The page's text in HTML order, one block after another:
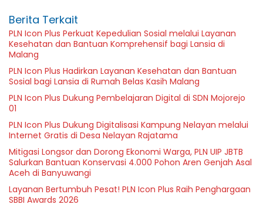
Berita Terkait
PLN Icon Plus Perkuat Kepedulian Sosial melalui Layanan
Kesehatan dan Bantuan Komprehensif bagi Lansia di
Malang
PLN Icon Plus Hadirkan Layanan Kesehatan dan Bantuan
Sosial bagi Lansia di Rumah Belas Kasih Malang
PLN Icon Plus Dukung Pembelajaran Digital di SDN Mojorejo
01
PLN Icon Plus Dukung Digitalisasi Kampung Nelayan melalui
Internet Gratis di Desa Nelayan Rajatama
Mitigasi Longsor dan Dorong Ekonomi Warga, PLN UIP JBTB
Salurkan Bantuan Konservasi 4.000 Pohon Aren Genjah Asal
Aceh di Banyuwangi
Layanan Bertumbuh Pesat! PLN Icon Plus Raih Penghargaan
SBBI Awards 2026